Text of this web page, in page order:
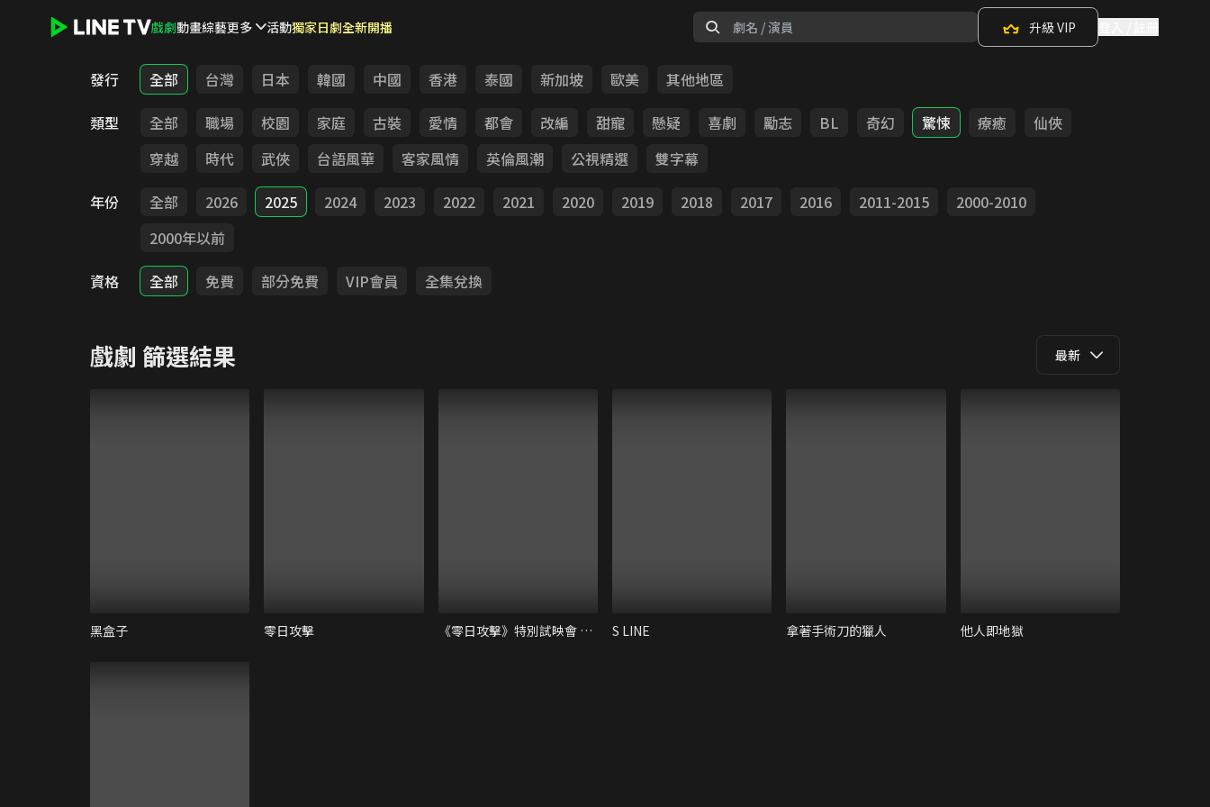
戲劇動畫綜藝更多 活動獨家日劇全新開播 升級 VIP
發行 全部 台灣 日本 韓國 中國 香港 泰國 新加坡 歐美
其他地區
類型
全部 職場 校園 家庭 古裝 愛情 都會 改編 甜寵 懸疑 喜劇 勵志 BL 奇幻 驚悚 療癒
仙俠
穿越
時代 武俠 台語風華 客家風情 英倫風潮 公視精選
雙字幕
年份
全部 2026 2025 2024 2023 2022 2021 2020 2019 2018 2017 2016 2011-2015
2000-2010
2000年以前
資格
全部 免費 部分免費 VIP會員 全集兌換
戲劇 篩選結果 最新
黑盒子 零日攻擊 《零日攻擊》特別試映會 映後座談｜范琪斐、鄭心媚、謝怡芬、杜汶澤 S LINE 拿著手術刀的獵人 他人即地獄